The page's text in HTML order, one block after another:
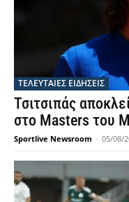
ΤΕΛΕΥΤΑΙΕΣ ΕΙΔΗΣΕΙΣ
Τσιτσιπάς
στο Masters του
Sportlive Newsroom - 05/08/